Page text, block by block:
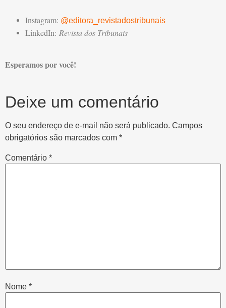
Instagram: @editora_revistadostribunais
LinkedIn: Revista dos Tribunais
Esperamos por você!
Deixe um comentário
O seu endereço de e-mail não será publicado. Campos
obrigatórios são marcados com *
Comentário *
Nome *